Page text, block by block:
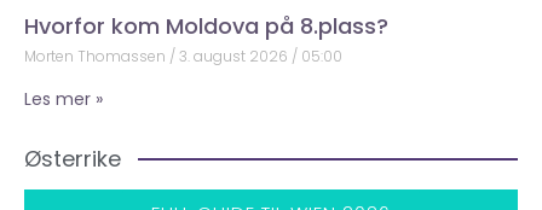
Hvorfor kom Moldova på 8.plass?
Morten Thomassen 3. august 2026 05:00
Les mer »
Østerrike